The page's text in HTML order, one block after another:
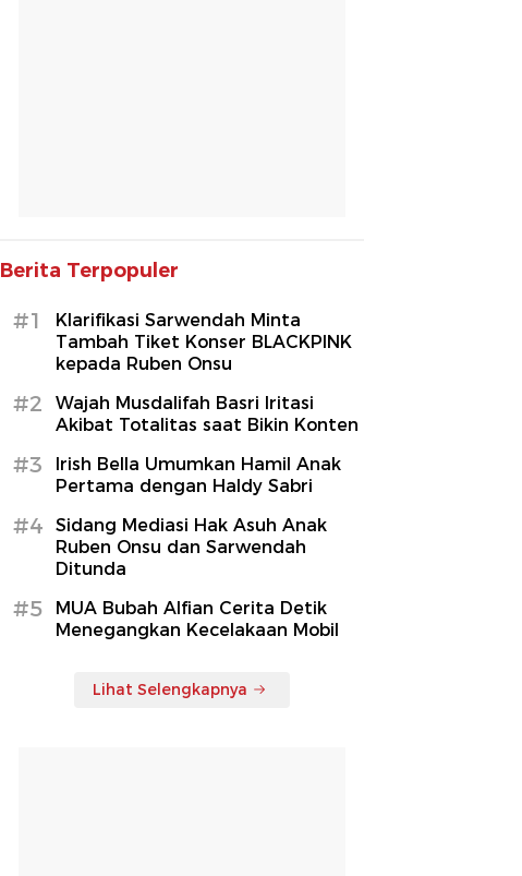
Berita Terpopuler
#1
Klarifikasi Sarwendah Minta
Tambah Tiket Konser BLACKPINK
kepada Ruben Onsu
#2
Wajah Musdalifah Basri Iritasi
Akibat Totalitas saat Bikin Konten
#3
Irish Bella Umumkan Hamil Anak
Pertama dengan Haldy Sabri
#4
Sidang Mediasi Hak Asuh Anak
Ruben Onsu dan Sarwendah
Ditunda
#5
MUA Bubah Alfian Cerita Detik
Menegangkan Kecelakaan Mobil
Lihat Selengkapnya